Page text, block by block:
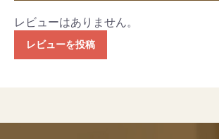
レビューはありません。
レビューを投稿